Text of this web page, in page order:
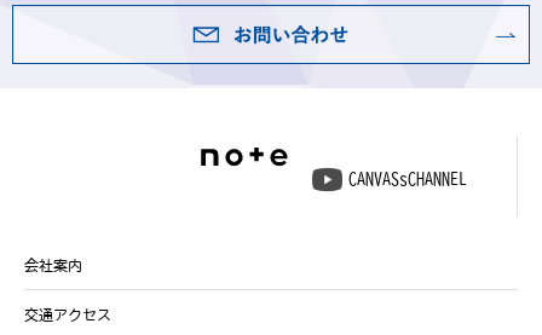
CANVASsCHANNEL
会社案内
交通アクセス